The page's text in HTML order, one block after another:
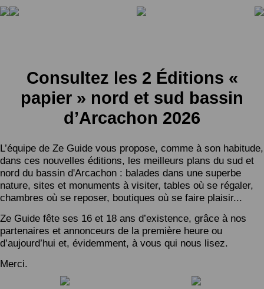
Consultez les 2 Éditions «
papier » nord et sud bassin
d’Arcachon 2026
L’équipe de Ze Guide vous propose, comme à son habitude,
dans ces nouvelles éditions, les meilleurs plans du sud et
nord du bassin d'Arcachon : balades dans une superbe
nature, sites et monuments à visiter, tables où se régaler,
chambres où se reposer, boutiques où se faire plaisir...
Ze Guide fête ses 16 et 18 ans d’existence, grâce à nos
partenaires et annonceurs de la première heure ou
d’aujourd’hui et, évidemment, à vous qui nous lisez.
Merci.